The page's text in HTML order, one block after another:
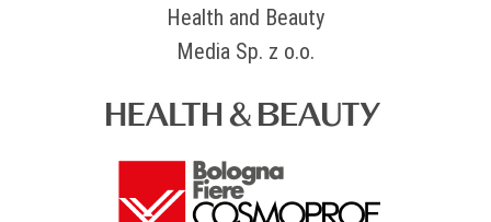
Health and Beauty
Media Sp. z o.o.